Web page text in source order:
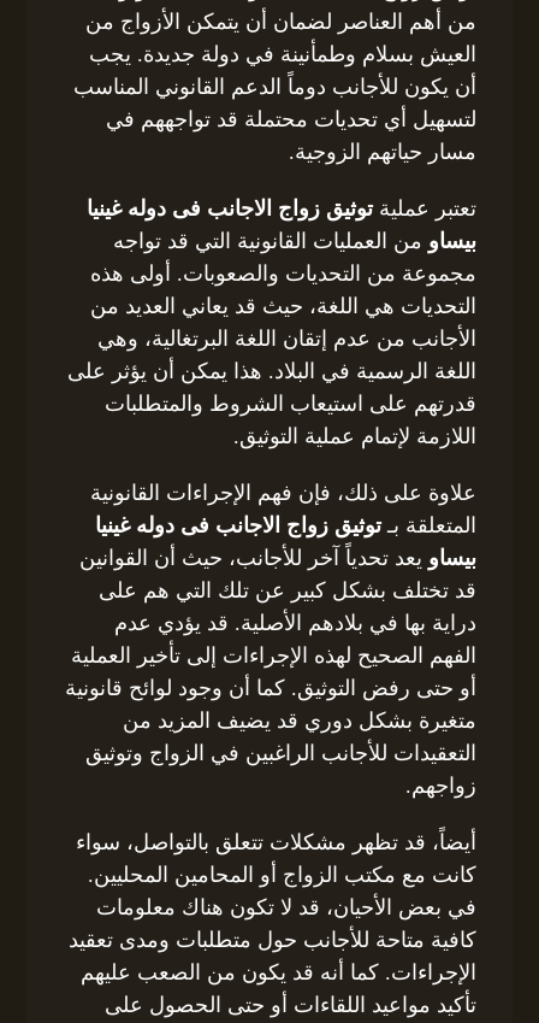
من أهم العناصر لضمان أن يتمكن الأزواج من
العيش بسلام وطمأنينة في دولة جديدة. يجب
أن يكون للأجانب دوماً الدعم القانوني المناسب
لتسهيل أي تحديات محتملة قد تواجههم في
مسار حياتهم الزوجية.
تعتبر عمليةتوثيق زواج الاجانب فى دوله غينيا
بيساو من العمليات القانونية التي قد تواجه
مجموعة من التحديات والصعوبات. أولى هذه
التحديات هي اللغة، حيث قد يعاني العديد من
الأجانب من عدم إتقان اللغة البرتغالية، وهي
اللغة الرسمية في البلاد. هذا يمكن أن يؤثر على
قدرتهم على استيعاب الشروط والمتطلبات
اللازمة لإتمام عملية التوثيق.
علاوة على ذلك، فإن فهم الإجراءات القانونية
المتعلقة بـتوثيق زواج الاجانب فى دوله غينيا
بيساو يعد تحدياً آخر للأجانب، حيث أن القوانين
قد تختلف بشكل كبير عن تلك التي هم على
دراية بها في بلادهم الأصلية. قد يؤدي عدم
الفهم الصحيح لهذه الإجراءات إلى تأخير العملية
أو حتى رفض التوثيق. كما أن وجود لوائح قانونية
متغيرة بشكل دوري قد يضيف المزيد من
التعقيدات للأجانب الراغبين في الزواج وتوثيق
زواجهم.
أيضاً، قد تظهر مشكلات تتعلق بالتواصل، سواء
كانت مع مكتب الزواج أو المحامين المحليين.
في بعض الأحيان، قد لا تكون هناك معلومات
كافية متاحة للأجانب حول متطلبات ومدى تعقيد
الإجراءات. كما أنه قد يكون من الصعب عليهم
تأكيد مواعيد اللقاءات أو حتى الحصول على